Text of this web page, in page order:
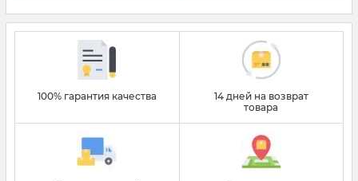
100% гарантия качества
14 дней на возврат
товара